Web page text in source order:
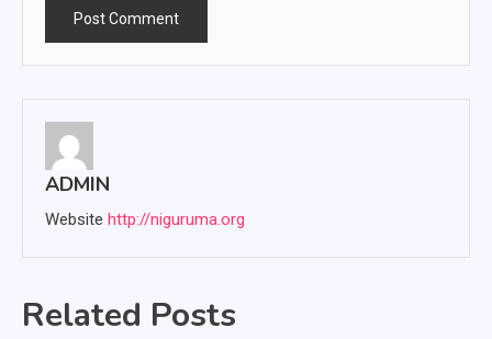
ADMIN
Website http://niguruma.org
Related Posts